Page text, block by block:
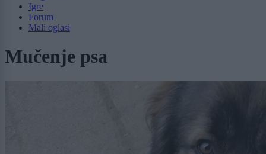
Igre
Forum
Mali oglasi
Mučenje psa